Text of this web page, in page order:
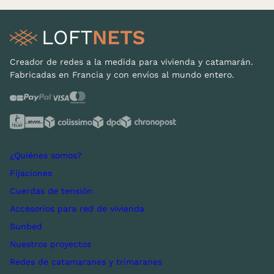
Creador de redes a la medida para vivienda y catamarán.
Fabricadas en Francia y con envíos al mundo entero.
¿Quiénes somos?
Fijaciones
Cuerdas de tensión
Accesorios para red de vivienda
Sunbed
Nuestros proyectos
Redes de catamaranes y trimaranes